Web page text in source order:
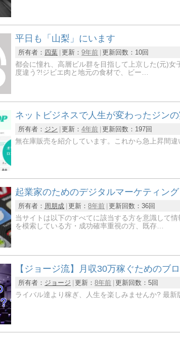
平日も「山梨」にいます
所有者： 四葉 更新：9年前 更新回数： 10回
都会に憧れ、高層ビル群を目指して上京した(元)
度違う?!ジビエ肉と地元の食材で、ビー…
ネットビジネスで人生が変わったジン
所有者： ジン 更新：4年前 更新回数： 197回
無在庫販売を紹介しています。これから急上昇間
起業家のためのデジタルマーケティング
所有者： 周朋成 更新：8年前 更新回数：36回
当サイトは以下のすべてに該当する方を意識して
を模索している方・成功確率重視の方、既存…
【ジョージ流】月収30万稼ぐためのブ
所有者： ジョージ 更新：8年前 更新回数：5回
ライバル達より稼ぎ、人生を楽しみませんか? 最